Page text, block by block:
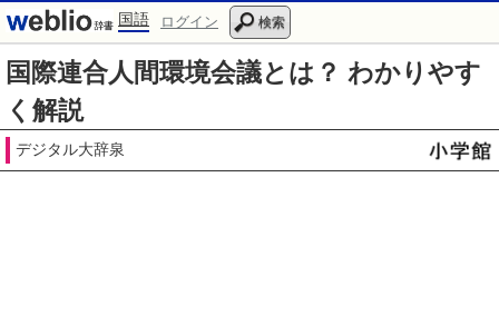
国語 ログイン 検索
国際連合人間環境会議とは？ わかりやす
く解説
デジタル大辞泉